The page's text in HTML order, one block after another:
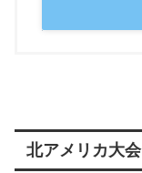
北アメリカ大会